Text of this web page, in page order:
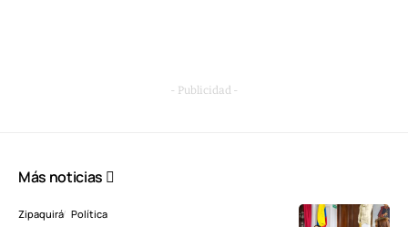
- Publicidad -
Más noticias
Zipaquirá Política